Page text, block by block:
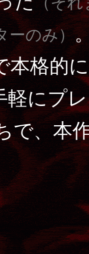
ーのみ）
本格的
軽にプ
で、本